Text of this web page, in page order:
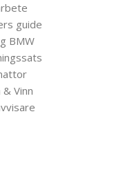
guide
BMW
& Vinn